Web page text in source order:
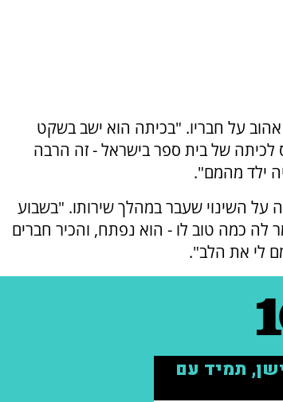
על חבריו. "בכיתה הוא ישב בשקט
לכיתה של בית ספר בישראל - זה הרבה
ילד מהמם".
על השינוי שעבר במהלך שירותו. "בשבוע
כמה טוב לו - הוא נפתח, והכיר חברים
לי את הלב".